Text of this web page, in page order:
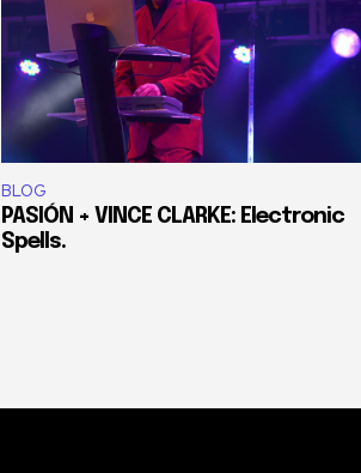
BLOG
PASIÓN + VINCE CLARKE: Electronic
Spells.